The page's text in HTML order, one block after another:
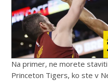
Na primer, ne morete
Princeton Tigers, ko ste v